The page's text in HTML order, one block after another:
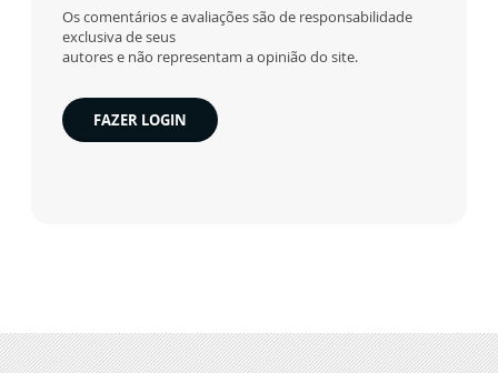
Os comentários e avaliações são de responsabilidade
exclusiva de seus
autores e não representam a opinião do site.
FAZER LOGIN